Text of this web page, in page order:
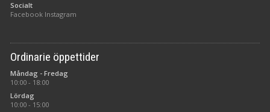
Socialt
Facebook Instagram
Ordinarie öppettider
Måndag - Fredag
10:00 - 18:00
Lördag
10:00 - 15:00